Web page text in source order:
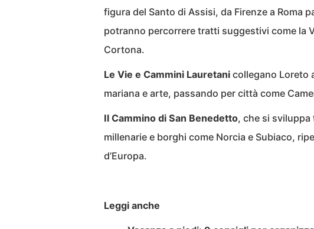
figura del Santo di Assisi, da Firenze a Roma
potranno percorrere tratti suggestivi come la
Cortona.
Le Vie e Cammini Lauretani collegano Loreto
mariana e arte, passando per città come
Il Cammino di San Benedetto, che si sviluppa
millenarie e borghi come Norcia e Subiaco,
d’Europa.
Leggi anche